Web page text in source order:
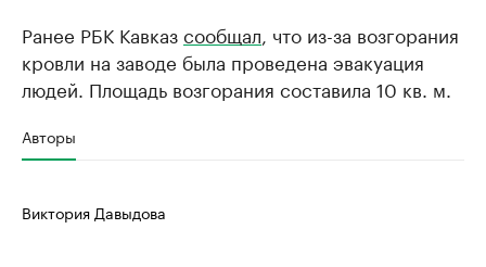
Ранее РБК Кавказсообщал , что из-за возгорания
кровли на заводе была проведена эвакуация
людей. Площадь возгорания составила 10 кв. м.
Авторы
Виктория Давыдова